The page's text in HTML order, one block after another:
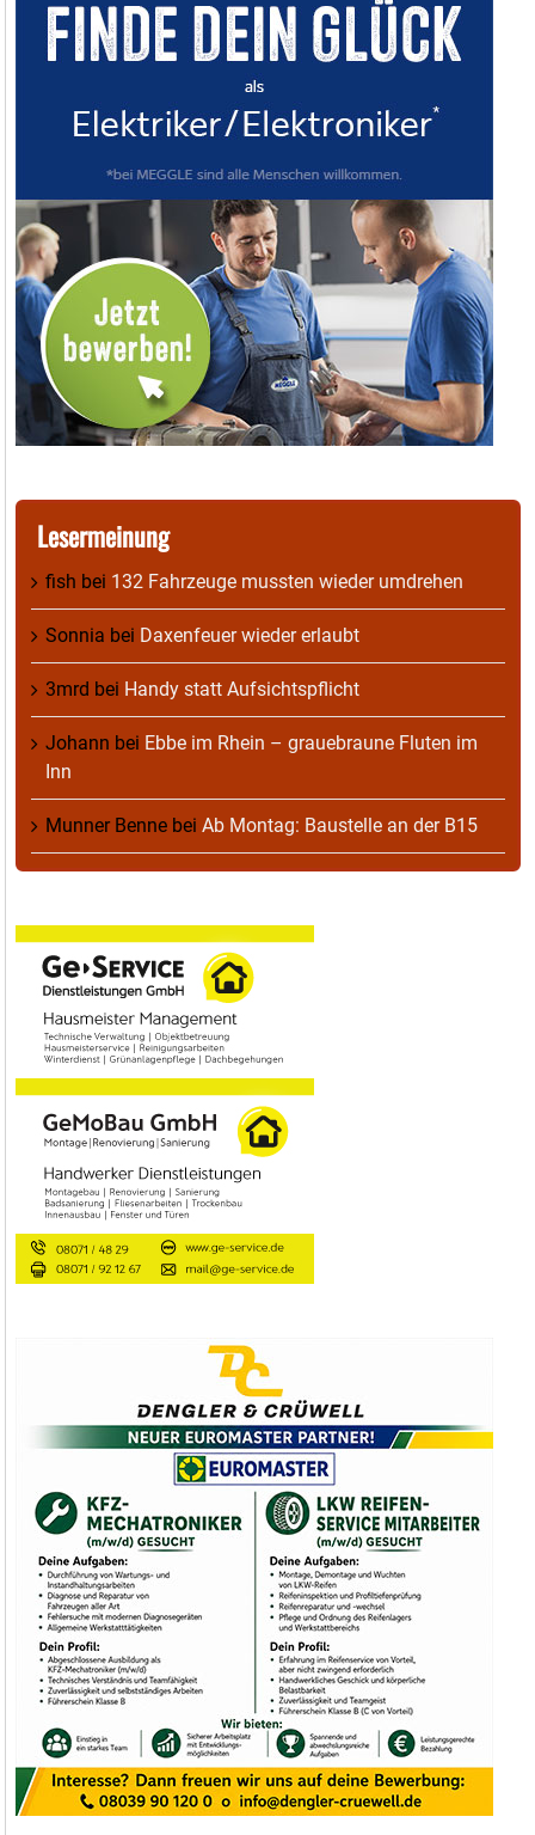
Lesermeinung
fish bei 132 Fahrzeuge mussten wieder umdrehen
Sonnia bei Daxenfeuer wieder erlaubt
3mrd bei Handy statt Aufsichtspflicht
Johann bei Ebbe im Rhein – grauebraune Fluten im
Inn
Munner Benne bei Ab Montag: Baustelle an der B15